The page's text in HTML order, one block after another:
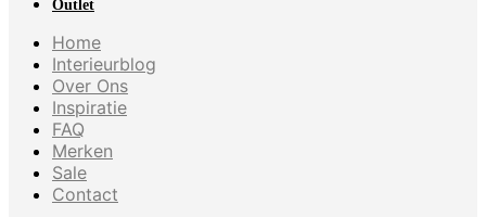
Outlet
Home
Interieurblog
Over Ons
Inspiratie
FAQ
Merken
Sale
Contact